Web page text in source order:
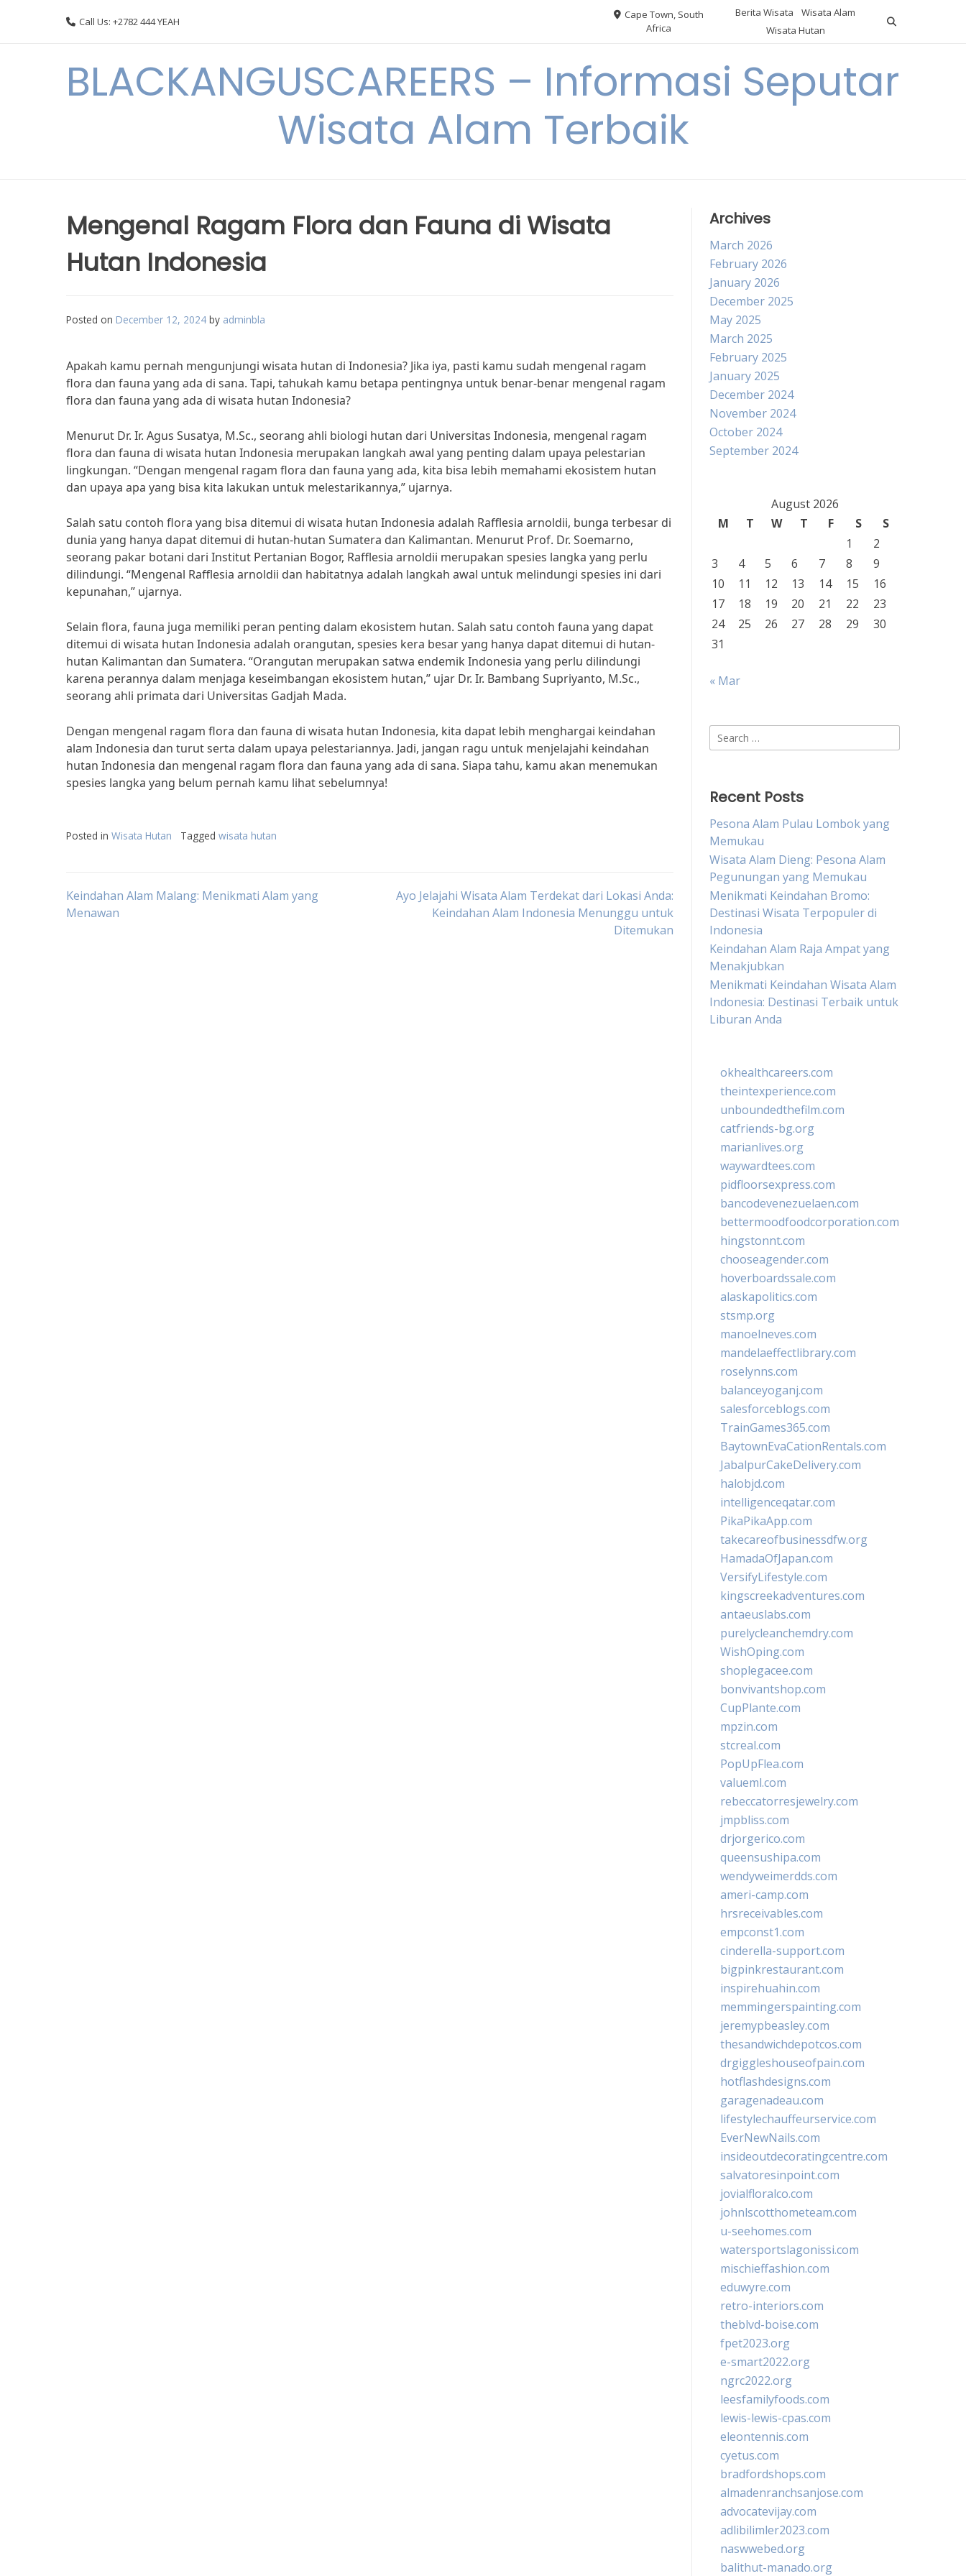
Call Us: +2782 444 YEAH
Cape Town, South
Africa
Berita Wisata
Wisata Alam
Wisata Hutan
BLACKANGUSCAREERS – Informasi Seputar
Wisata Alam Terbaik
Mengenal Ragam Flora dan Fauna di Wisata
Hutan Indonesia
Posted on December 12, 2024 by adminbla
Apakah kamu pernah mengunjungi wisata hutan di Indonesia? Jika iya, pasti kamu sudah mengenal ragam
flora dan fauna yang ada di sana. Tapi, tahukah kamu betapa pentingnya untuk benar-benar mengenal ragam
flora dan fauna yang ada di wisata hutan Indonesia?
Menurut Dr. Ir. Agus Susatya, M.Sc., seorang ahli biologi hutan dari Universitas Indonesia, mengenal ragam
flora dan fauna di wisata hutan Indonesia merupakan langkah awal yang penting dalam upaya pelestarian
lingkungan. “Dengan mengenal ragam flora dan fauna yang ada, kita bisa lebih memahami ekosistem hutan
dan upaya apa yang bisa kita lakukan untuk melestarikannya,” ujarnya.
Salah satu contoh flora yang bisa ditemui di wisata hutan Indonesia adalah Rafflesia arnoldii, bunga terbesar di
dunia yang hanya dapat ditemui di hutan-hutan Sumatera dan Kalimantan. Menurut Prof. Dr. Soemarno,
seorang pakar botani dari Institut Pertanian Bogor, Rafflesia arnoldii merupakan spesies langka yang perlu
dilindungi. “Mengenal Rafflesia arnoldii dan habitatnya adalah langkah awal untuk melindungi spesies ini dari
kepunahan,” ujarnya.
Selain flora, fauna juga memiliki peran penting dalam ekosistem hutan. Salah satu contoh fauna yang dapat
ditemui di wisata hutan Indonesia adalah orangutan, spesies kera besar yang hanya dapat ditemui di hutan-
hutan Kalimantan dan Sumatera. “Orangutan merupakan satwa endemik Indonesia yang perlu dilindungi
karena perannya dalam menjaga keseimbangan ekosistem hutan,” ujar Dr. Ir. Bambang Supriyanto, M.Sc.,
seorang ahli primata dari Universitas Gadjah Mada.
Dengan mengenal ragam flora dan fauna di wisata hutan Indonesia, kita dapat lebih menghargai keindahan
alam Indonesia dan turut serta dalam upaya pelestariannya. Jadi, jangan ragu untuk menjelajahi keindahan
hutan Indonesia dan mengenal ragam flora dan fauna yang ada di sana. Siapa tahu, kamu akan menemukan
spesies langka yang belum pernah kamu lihat sebelumnya!
Posted in Wisata Hutan Tagged wisata hutan
Post
Keindahan Alam Malang: Menikmati Alam yang
Menawan
Ayo Jelajahi Wisata Alam Terdekat dari Lokasi Anda:
Keindahan Alam Indonesia Menunggu untuk
Ditemukan
Archives
March 2026
February 2026
January 2026
December 2025
May 2025
March 2025
February 2025
January 2025
December 2024
November 2024
October 2024
September 2024
August 2026
M
T W T F S
S
1
2
3
4 5 6 7 8
9
10
11 12 13 14 15
16
17
18 19 20 21 22
23
24
25 26 27 28 29
30
31
« Mar
Search
for:
Recent Posts
Pesona Alam Pulau Lombok yang
Memukau
Wisata Alam Dieng: Pesona Alam
Pegunungan yang Memukau
Menikmati Keindahan Bromo:
Destinasi Wisata Terpopuler di
Indonesia
Keindahan Alam Raja Ampat yang
Menakjubkan
Menikmati Keindahan Wisata Alam
Indonesia: Destinasi Terbaik untuk
Liburan Anda
okhealthcareers.com
theintexperience.com
unboundedthefilm.com
catfriends-bg.org
marianlives.org
waywardtees.com
pidfloorsexpress.com
bancodevenezuelaen.com
bettermoodfoodcorporation.com
hingstonnt.com
chooseagender.com
hoverboardssale.com
alaskapolitics.com
stsmp.org
manoelneves.com
mandelaeffectlibrary.com
roselynns.com
balanceyoganj.com
salesforceblogs.com
TrainGames365.com
BaytownEvaCationRentals.com
JabalpurCakeDelivery.com
halobjd.com
intelligenceqatar.com
PikaPikaApp.com
takecareofbusinessdfw.org
HamadaOfJapan.com
VersifyLifestyle.com
kingscreekadventures.com
antaeuslabs.com
purelycleanchemdry.com
WishOping.com
shoplegacee.com
bonvivantshop.com
CupPlante.com
mpzin.com
stcreal.com
PopUpFlea.com
valueml.com
rebeccatorresjewelry.com
jmpbliss.com
drjorgerico.com
queensushipa.com
wendyweimerdds.com
ameri-camp.com
hrsreceivables.com
empconst1.com
cinderella-support.com
bigpinkrestaurant.com
inspirehuahin.com
memmingerspainting.com
jeremypbeasley.com
thesandwichdepotcos.com
drgiggleshouseofpain.com
hotflashdesigns.com
garagenadeau.com
lifestylechauffeurservice.com
EverNewNails.com
insideoutdecoratingcentre.com
salvatoresinpoint.com
jovialfloralco.com
johnlscotthometeam.com
u-seehomes.com
watersportslagonissi.com
mischieffashion.com
eduwyre.com
retro-interiors.com
theblvd-boise.com
fpet2023.org
e-smart2022.org
ngrc2022.org
leesfamilyfoods.com
lewis-lewis-cpas.com
eleontennis.com
cyetus.com
bradfordshops.com
almadenranchsanjose.com
advocatevijay.com
adlibilimler2023.com
naswwebed.org
balithut-manado.org